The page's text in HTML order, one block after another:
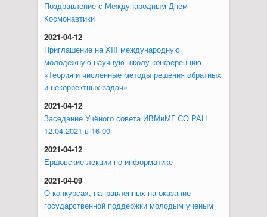
Поздравление с Международным Днем
Космонавтики
2021-04-12
Приглашение на XIII международную
молодёжную научную школу-конференцию
«Теория и численные методы решения обратных
и некорректных задач»
2021-04-12
Заседание Учёного совета ИВМиМГ СО РАН
12.04.2021 в 16-00
2021-04-12
Ершовские лекции по информатике
2021-04-09
О конкурсах, направленных на оказание
государственной поддержки молодым ученым